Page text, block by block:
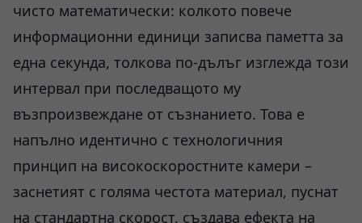
чисто математически: колкото повече
информационни единици записва паметта за
една секунда, толкова по-дълъг изглежда този
интервал при последващото му
възпроизвеждане от съзнанието. Това е
напълно идентично с технологичния
принцип на високоскоростните камери –
заснетият с голяма честота материал, пуснат
на стандартна скорост, създава ефекта на